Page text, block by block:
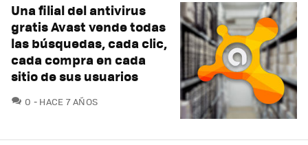
Una filial del antivirus
gratis Avast vende todas
las búsquedas, cada clic,
cada compra en cada
sitio de sus usuarios
0 COMENTARIOS
HACE 7 AÑOS